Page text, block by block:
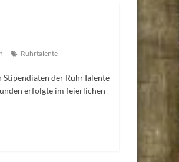
Ruhrtalente
der RuhrTalente
erfolgte im feierlichen